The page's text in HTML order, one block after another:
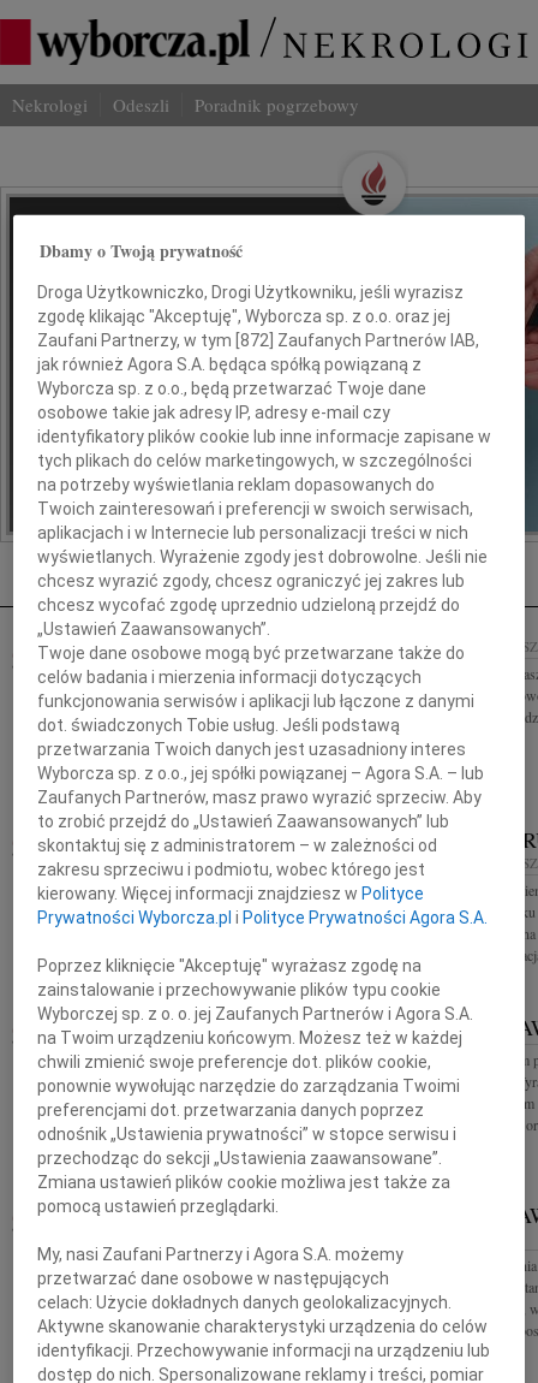
Nekrologi Odeszli Poradnik pogrzebowy
Wspominaj Bliskich
Na Odeszli.pl
Jak ich zapamiętaliśmy? Serwis
odeszli.pl z Grupy Wyborcza, to
możliwość stworzenia unikalnego
wspomnienia. Dziel się nim z rodziną i
przyjaciółmi.
*ogłoszenie
Nekrologi Rzeszów
MARIAN JAWORSKI 11.09.2020
RZESZÓW
Wyrazy głębokiego współczucia z powodu śmierci
Księdza Kardynała Mariana Jaworskiego byłego
arcybiskupa metropolity lwowskiego, pierwszego
rektora Papieskiej Akademii...
11.09.2020
Jarosławowi
współczucia z
Koleżanki i
STANISŁAW ŚPIEWAK 07.09.2020
RZESZÓW
Z głębokim żalem zawiadamiamy, że dnia 5 września
2020 roku odszedł nasz kochany Mąż, Tato i Dziadek
Stanisław Śpiewak Pogrzeb odbędzie się w dniu 8
września 2020 roku o godz....
MARIA
Z wielkim
sierpnia 2020
Grubska
mentorką,
MARIA GRUBSKA 04.09.2020
RZESZÓW
W dniu 29 sierpnia 2020 roku, w wieku 98 lat,
zmarła nasza Matka i Babka Maria Grubska z domu
Plater-Zyberk primo-voto Eustachowa Rylska
urodzona 31 sierpnia 1922 we Lwowie....
EMIL
Z głębokim
Emila Krawca
Rodzinie i
Bosch Sp. z o.o.
28.08.2020RZESZÓW
głębokiego i szczerego współczucia z powodu
śmierci Ojca składają kierownictwo i
współpracownicy Generalnej Dyrekcji...
W dniu 21
lata Dr n. med.
Ojciec, Dziadzio,
Swoją wiedzą i
Dbamy o Twoją prywatność
Droga Użytkowniczko, Drogi Użytkowniku, jeśli wyrazisz
zgodę klikając "Akceptuję", Wyborcza sp. z o.o. oraz jej
Zaufani Partnerzy, w tym [872 ] Zaufanych Partnerów IAB,
jak również Agora S.A. będąca spółką powiązaną z
Wyborcza sp. z o.o., będą przetwarzać Twoje dane
osobowe takie jak adresy IP, adresy e-mail czy
identyfikatory plików cookie lub inne informacje zapisane w
tych plikach do celów marketingowych, w szczególności
na potrzeby wyświetlania reklam dopasowanych do
Twoich zainteresowań i preferencji w swoich serwisach,
aplikacjach i w Internecie lub personalizacji treści w nich
wyświetlanych. Wyrażenie zgody jest dobrowolne. Jeśli nie
chcesz wyrazić zgody, chcesz ograniczyć jej zakres lub
chcesz wycofać zgodę uprzednio udzieloną przejdź do
„Ustawień Zaawansowanych”.
Twoje dane osobowe mogą być przetwarzane także do
celów badania i mierzenia informacji dotyczących
funkcjonowania serwisów i aplikacji lub łączone z danymi
dot. świadczonych Tobie usług. Jeśli podstawą
przetwarzania Twoich danych jest uzasadniony interes
Wyborcza sp. z o.o., jej spółki powiązanej – Agora S.A. – lub
Zaufanych Partnerów, masz prawo wyrazić sprzeciw. Aby
to zrobić przejdź do „Ustawień Zaawansowanych” lub
skontaktuj się z administratorem – w zależności od
zakresu sprzeciwu i podmiotu, wobec którego jest
kierowany. Więcej informacji znajdziesz w Polityce
Prywatności Wyborcza.pl i Polityce Prywatności Agora S.A.
Poprzez kliknięcie "Akceptuję" wyrażasz zgodę na
zainstalowanie i przechowywanie plików typu cookie
Wyborczej sp. z o. o. jej Zaufanych Partnerów i Agora S.A.
na Twoim urządzeniu końcowym. Możesz też w każdej
chwili zmienić swoje preferencje dot. plików cookie,
ponownie wywołując narzędzie do zarządzania Twoimi
preferencjami dot. przetwarzania danych poprzez
odnośnik „Ustawienia prywatności” w stopce serwisu i
przechodząc do sekcji „Ustawienia zaawansowane”.
Zmiana ustawień plików cookie możliwa jest także za
pomocą ustawień przeglądarki.
My, nasi Zaufani Partnerzy i Agora S.A. możemy
przetwarzać dane osobowe w następujących
celach:Użycie dokładnych danych geolokalizacyjnych.
Aktywne skanowanie charakterystyki urządzenia do celów
identyfikacji. Przechowywanie informacji na urządzeniu lub
dostęp do nich. Spersonalizowane reklamy i treści, pomiar